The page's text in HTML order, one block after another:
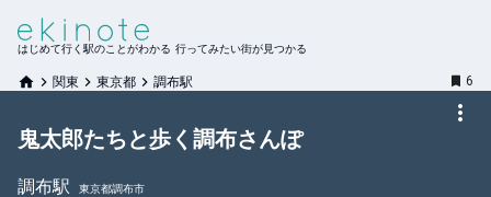
はじめて行く駅のことがわかる 行ってみたい街が見つかる
関東 東京都 調布駅 6
鬼太郎たちと歩く調布さんぽ
調布駅
東京都調布市